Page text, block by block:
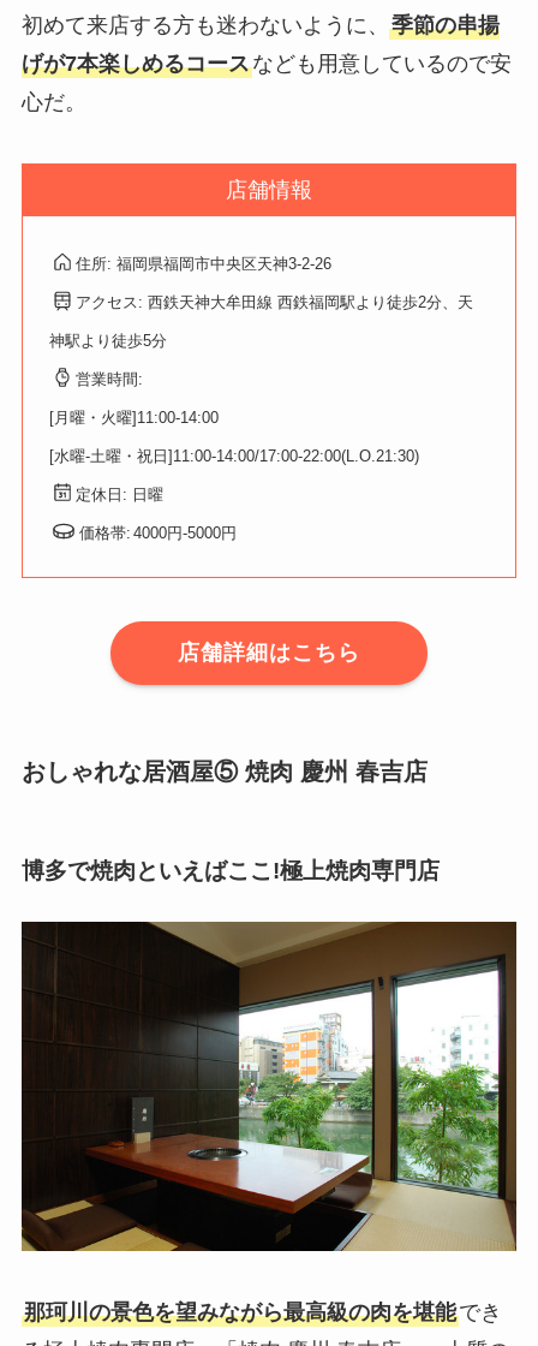
初めて来店する方も迷わないように、 季節の串揚
げが7本楽しめるコースなども用意しているので安
心だ。
店舗情報
住所: 福岡県福岡市中央区天神3-2-26
アクセス: 西鉄天神大牟田線 西鉄福岡駅より徒歩2分、天
神駅より徒歩5分
営業時間:
[月曜・火曜]11:00-14:00
[水曜-土曜・祝日]11:00-14:00/17:00-22:00(L.O.21:30)
定休日: 日曜
価格帯: 4000円-5000円
店舗詳細はこちら
おしゃれな居酒屋⑤ 焼肉 慶州 春吉店
博多で焼肉といえばここ!極上焼肉専門店
那珂川の景色を望みながら最高級の肉を堪能でき